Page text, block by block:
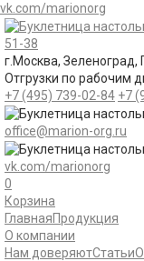
vk.com/marionorg
51-38
г.Москва, Зеленоград,
Отгрузки по рабочим
+7 (495) 739-02-84 +7
office@marion-org.ru
vk.com/marionorg
0
Корзина
ГлавнаяПродукция
О компании
Нам доверяютСтатьи